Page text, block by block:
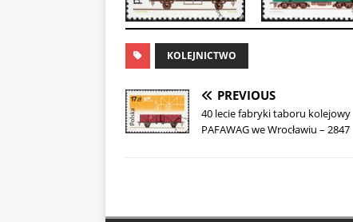
KOLEJNICTWO
PREVIOUS
40 lecie fabryki taboru kolejowy
PAFAWAG we Wrocławiu – 2847